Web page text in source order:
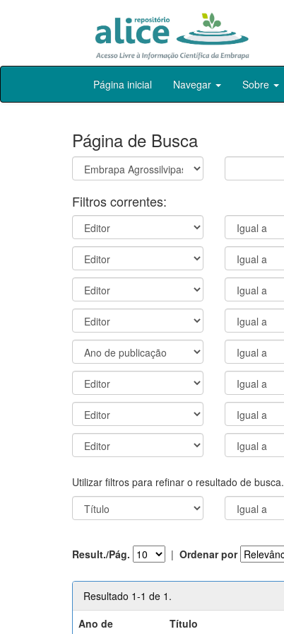
Skip
Página inicial Navegar Sobre
Página de Busca
Filtros correntes:
Utilizar filtros para refinar o resultado de busca.
Result./Pág. | Ordenar por
Resultado 1-1 de 1.
Ano de
Título